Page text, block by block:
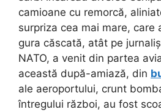
camioane cu remorcă,
surpriza cea mai mare, care
gura căscată, atât pe
NATO, a venit din partea
această după-amiază, din
ale aeroportului, crunt
întregului război, au fost